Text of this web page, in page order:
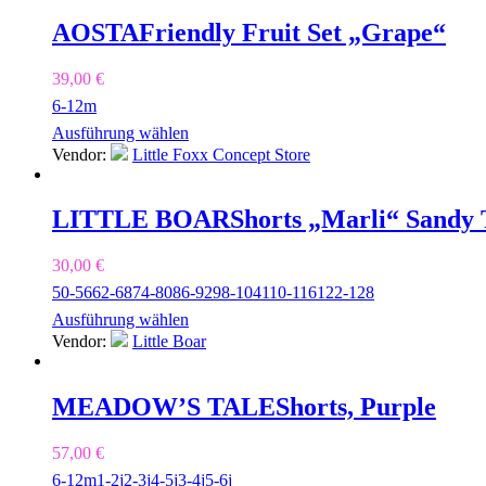
AOSTAFriendly Fruit Set „Grape“
39,00 €
6-12m
Ausführung wählen
Vendor:
Little Foxx Concept Store
LITTLE BOARShorts „Marli“ Sandy
30,00 €
50-5662-6874-8086-9298-104110-116122-128
Ausführung wählen
Vendor:
Little Boar
MEADOW’S TALEShorts, Purple
57,00 €
6-12m1-2j2-3j4-5j3-4j5-6j